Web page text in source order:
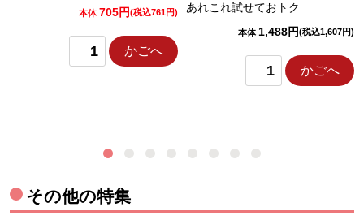
本体 705円(税込761円)
かごへ
あれこれ試せておトク
本体 1,488円(税込1,607円)
かごへ
その他の特集